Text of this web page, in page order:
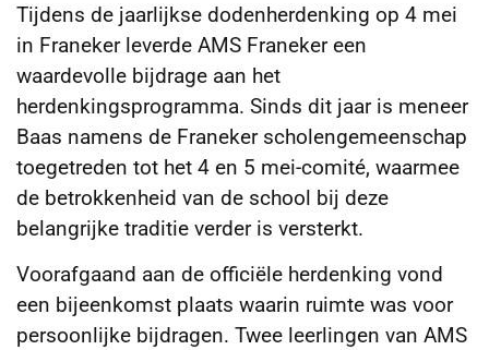
Tijdens de jaarlijkse dodenherdenking op 4 mei
in Franeker leverde AMS Franeker een
waardevolle bijdrage aan het
herdenkingsprogramma. Sinds dit jaar is meneer
Baas namens de Franeker scholengemeenschap
toegetreden tot het 4 en 5 mei-comité, waarmee
de betrokkenheid van de school bij deze
belangrijke traditie verder is versterkt.
Voorafgaand aan de officiële herdenking vond
een bijeenkomst plaats waarin ruimte was voor
persoonlijke bijdragen. Twee leerlingen van AMS